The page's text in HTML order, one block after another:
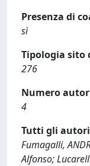
Presenza di
sì
Tipologia sito
276
Numero
4
Tutti gli autori
Fumagalli,
Alfonso;